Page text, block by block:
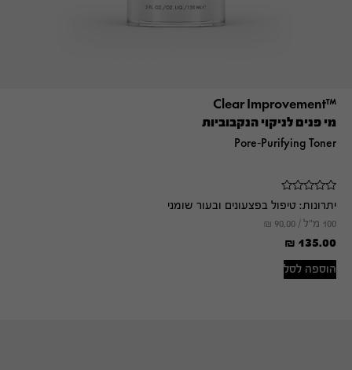
™Clear Improvement
מי פנים לניקוי הנקבוביות
Pore-Purifying Toner
יתרונות: טיפול בפצעונים ובעור שומני
100 מ"ל / ₪ 90.00
₪ 135.00
הוספה לסל